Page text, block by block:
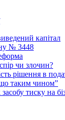
капітал
№ 3448
чи злочин?
рішення в
таким чином”
тиску на